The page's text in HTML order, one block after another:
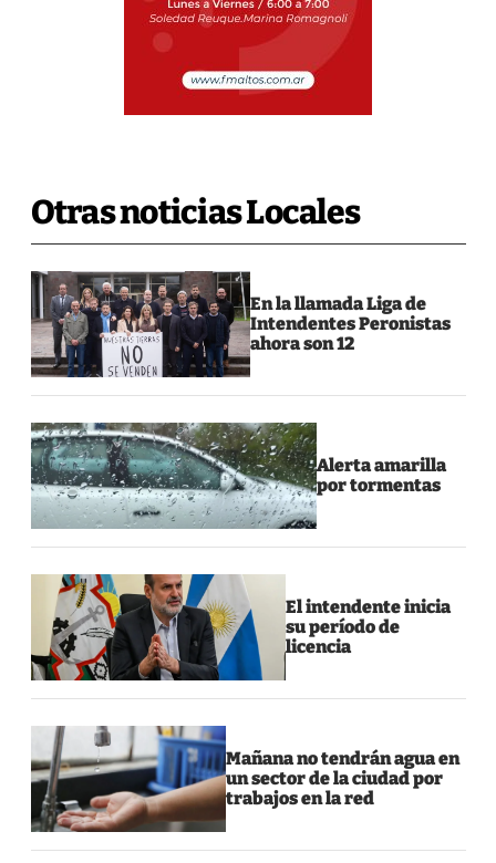
Otras noticias Locales
En la llamada Liga de
Intendentes Peronistas
ahora son 12
Alerta amarilla
por tormentas
El intendente inicia
su período de
licencia
Mañana no tendrán agua en
un sector de la ciudad por
trabajos en la red